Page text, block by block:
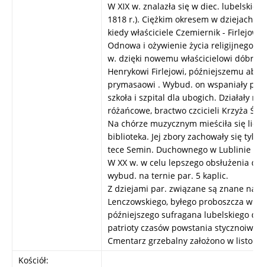
W XIX w. znalazła się w diec.
1818 r.). Ciężkim okresem w dziejach
kiedy właściciele Czemiernik -
Odnowa i ożywienie życia religijnego
w. dzięki nowemu właścicielowi dóbr
Henrykowi Firlejowi, późniejszemu
prymasaowi . Wybud. on wspaniały
szkoła i szpital dla ubogich. Działały
różańcowe, bractwo czcicieli Krzyża
Na chórze muzycznym mieściła się
biblioteka. Jej zbory zachowały się
tece Semin. Duchownego w Lublinie i
W XX w. w celu lepszego obsłużenia
wybud. na ternie par. 5 kaplic.
Z dziejami par. związane są znane
Lenczowskiego, byłego proboszcza w
późniejszego sufragana lubelskiego
patrioty czasów powstania
Cmentarz grzebalny założono w
Kościół: